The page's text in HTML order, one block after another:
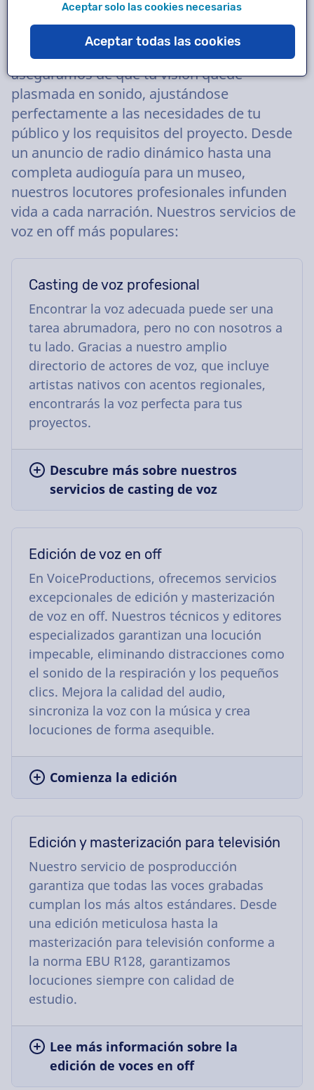
locución. En VoiceProductions, nuestro
compromiso va más allá de lo ordinario. No
solo proporcionamosvoces en off; nos
aseguramos de que tu visión quede
plasmada en sonido, ajustándose
perfectamente a las necesidades de tu
público y los requisitos del proyecto. Desde
un anuncio de radio dinámico hasta una
completa audioguía para un museo,
nuestros locutores profesionales infunden
vida a cada narración. Nuestros servicios de
voz en off más populares:
Casting de voz profesional
Encontrar la voz adecuada puede ser una
tarea abrumadora, pero no con nosotros a
tu lado. Gracias a nuestro amplio
directorio de actores de voz, que incluye
artistas nativos con acentos regionales,
encontrarás la voz perfecta para tus
proyectos.
Descubre más sobre nuestros
servicios de casting de voz
Edición de voz en off
En VoiceProductions, ofrecemos servicios
excepcionales de edición y masterización
de voz en off. Nuestros técnicos y editores
especializados garantizan una locución
impecable, eliminando distracciones como
el sonido de la respiración y los pequeños
clics. Mejora la calidad del audio,
sincroniza la voz con la música y crea
locuciones de forma asequible.
Comienza la edición
Edición y masterización para televisión
Nuestro servicio de posproducción
garantiza que todas las voces grabadas
cumplan los más altos estándares. Desde
una edición meticulosa hasta la
masterización para televisión conforme a
la norma EBU R128, garantizamos
locuciones siempre con calidad de
estudio.
Lee más información sobre la
edición de voces en off
Aceptar solo las cookies necesarias
Aceptar todas las cookies